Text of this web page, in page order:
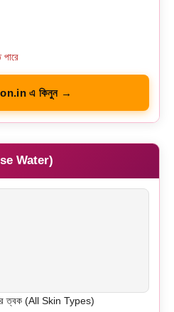
এ কিনুন →
Water)
ত্বক (All Skin Types)